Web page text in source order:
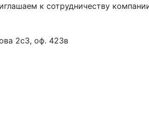
к сотрудничеству
2с3, оф. 423в